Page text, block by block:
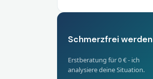
Schmerzfrei werden
Erstberatung für 0 € - ich
analysiere deine Situation.